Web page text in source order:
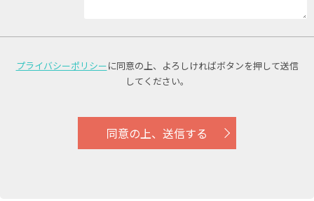
プライバシーポリシーに同意の上、 よろしければボタンを押して送信
してください。
同意の上、送信する